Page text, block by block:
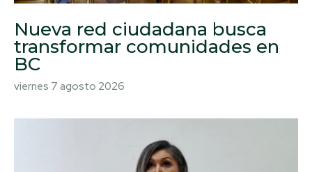
Nueva red ciudadana busca
transformar comunidades en
BC
viernes 7 agosto 2026